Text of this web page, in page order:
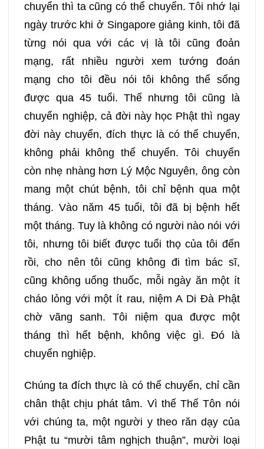
193 194 195 196
198
205 207
209 211
213 214 215 216
217 218 219 220
221 222 223 224
225 226 227 228
229 230 231 232
237 238 239 240
241 242 243 244
chuyển thì ta cũng có thể chuyển. Tôi nhớ lại
ngày trước khi ở Singapore giảng kinh, tôi đã
từng nói qua với các vị là tôi cũng đoản
mạng, rất nhiều người xem tướng đoán
mạng cho tôi đều nói tôi không thể sống
được qua 45 tuổi. Thế nhưng tôi cũng là
chuyển nghiệp, cả đời này học Phật thì ngay
đời này chuyển, đích thực là có thể chuyển,
không phải không thể chuyển. Tôi chuyển
còn nhẹ nhàng hơn Lý Mộc Nguyên, ông còn
mang một chút bệnh, tôi chỉ bệnh qua một
tháng. Vào năm 45 tuổi, tôi đã bị bệnh hết
một tháng. Tuy là không có người nào nói với
tôi, nhưng tôi biết được tuổi thọ của tôi đến
rồi, cho nên tôi cũng không đi tìm bác sĩ,
cũng không uống thuốc, mỗi ngày ăn một ít
cháo lỏng với một ít rau, niệm A Di Đà Phật
chờ vãng sanh. Tôi niệm qua được một
tháng thì hết bệnh, không việc gì. Đó là
chuyển nghiệp.
Chúng ta đích thực là có thể chuyển, chỉ cần
chân thật chịu phát tâm. Vì thế Thế Tôn nói
với chúng ta, một người y theo răn dạy của
Phật tu “mười tâm nghịch thuận”, mười loại